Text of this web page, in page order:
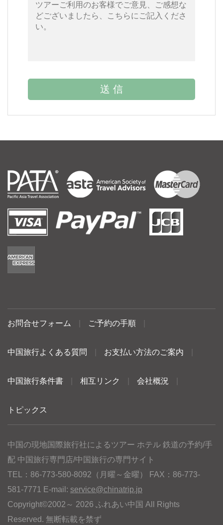
お問合せフォーム ご予約の手順
中国旅行よくある質問 お支払い方法のご案内
中国旅行条件書 相互リンク 会社概況
トピックス
中国の現地国際旅行社によるツアー ホテル 鉄道の予約/手
配 中国旅行専門店/中国旅行の専門サイト
TEL：86-773-580-8092（月曜～金曜） FAX：86-773-
581-7771 E-mail: service@chinatrip.jp
Copyright©2002～ 2026 ふれあい中国 All Rights
Reserved. 無断転載を禁ず